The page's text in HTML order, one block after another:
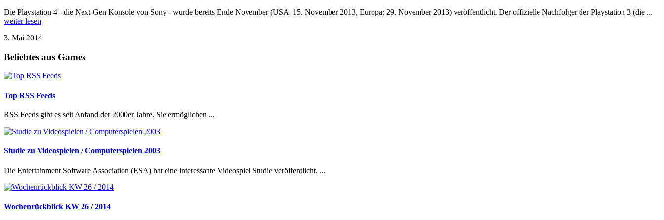
Die Playstation 4 - die Next-Gen Konsole von Sony - wurde bereits Ende November (USA: 15. November 2013, Europa: 29. November 2013) veröffentlicht. Der offizielle Nachfolger der Playstation 3 (die ...
weiter lesen
3. Mai 2014
Beliebtes aus Games
Top RSS Feeds
RSS Feeds gibt es seit Anfand der 2000er Jahre. Sie ermöglichen ...
Studie zu Videospielen / Computerspielen 2003
Die Entertainment Software Association (ESA) hat eine interessante Videospiel Studie veröffentlicht. ...
Wochenrückblick KW 26 / 2014